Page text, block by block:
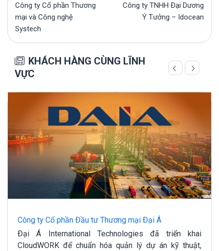
Công ty Cổ phần Thương
mại và Công nghệ
Systech
Công ty TNHH Đại Dương
Ý Tưởng – Idocean
KHÁCH HÀNG CÙNG LĨNH
VỰC
Công ty Cổ phần Đầu tư Thương mại Đại Á
Đại Á International Technologies đã triển khai
CloudWORK để chuẩn hóa quản lý dự án kỹ thuật,